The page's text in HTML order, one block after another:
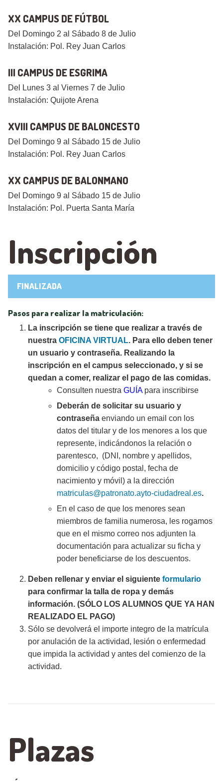
XX CAMPUS DE FÚTBOL
Del Domingo 2 al Sábado 8 de Julio
Instalación: Pol. Rey Juan Carlos
III CAMPUS DE ESGRIMA
Del Lunes 3 al Viernes 7 de Julio
Instalación: Quijote Arena
XVIII CAMPUS DE BALONCESTO
Del Domingo 9 al Sábado 15 de Julio
Instalación: Pol. Rey Juan Carlos
XX CAMPUS DE BALONMANO
Del Domingo 9 al Sábado 15 de Julio
Instalación: Pol. Puerta Santa María
Inscripción
FINALIZADA
Pasos para realizar la matriculación:
La inscripción se tiene que realizar a través de
nuestra OFICINA VIRTUAL. Para ello deben tener
un usuario y contraseña. Realizando la
inscripción en el campus seleccionado, y si se
quedan a comer, realizar el pago de las comidas.
Consulten nuestra GUÍA para inscribirse
Deberán de solicitar su usuario y
contraseña enviando un email con los
datos del titular y de los menores a los que
represente, indicándonos la relación o
parentesco, (DNI, nombre y apellidos,
domicilio y código postal, fecha de
nacimiento y móvil) a la dirección
matriculas@patronato.ayto-ciudadreal.es.
En el caso de que los menores sean
miembros de familia numerosa, les rogamos
que en el mismo correo nos adjunten la
documentación para actualizar su ficha y
poder beneficiarse de los descuentos.
Deben rellenar y enviar el siguiente formulario
para confirmar la talla de ropa y demás
información. (SÓLO LOS ALUMNOS QUE YA HAN
REALIZADO EL PAGO)
Sólo se devolverá el importe integro de la matrícula
por anulación de la actividad, lesión o enfermedad
que impida la actividad y antes del comienzo de la
actividad.
Plazas